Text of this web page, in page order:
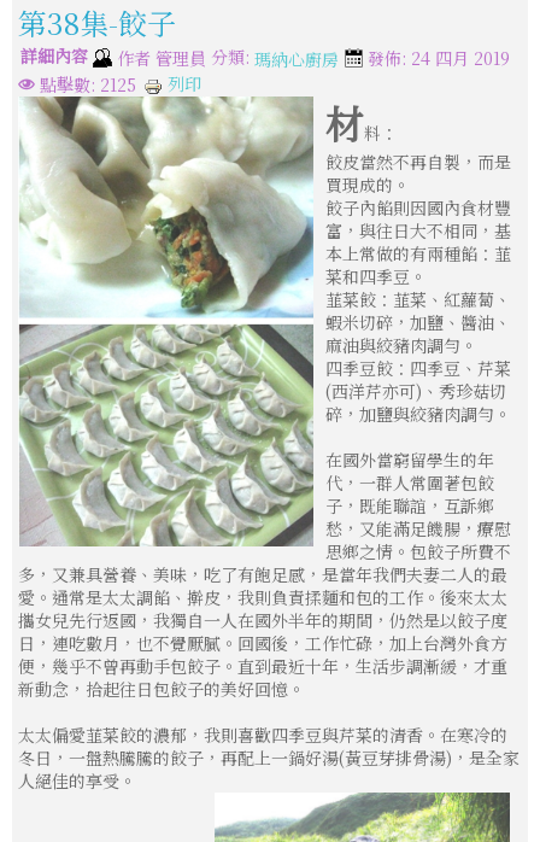
第38集-餃子
詳細內容 作者 管理員 分類: 瑪納心廚房
發佈: 24 四月 2019
點擊數: 2125
列印
材料：
餃皮當然不再自製，而是
買現成的。
餃子內餡則因國內食材豐
富，與往日大不相同，基
本上常做的有兩種餡：韮
菜和四季豆。
韮菜餃：韮菜、紅蘿蔔、
蝦米切碎，加鹽、醬油、
麻油與絞豬肉調勻。
四季豆餃：四季豆、芹菜
(西洋芹亦可)、秀珍菇切
碎，加鹽與絞豬肉調勻。
在國外當窮留學生的年
代，一群人常圍著包餃
子，既能聯誼，互訴鄉
愁，又能滿足饑腸，療慰
思鄉之情。包餃子所費不
多，又兼具營養、美味，吃了有飽足感，是當年我們夫妻二人的最
愛。通常是太太調餡、擀皮，我則負責揉麵和包的工作。後來太太
攜女兒先行返國，我獨自一人在國外半年的期間，仍然是以餃子度
日，連吃數月，也不覺厭膩。回國後，工作忙碌，加上台灣外食方
便，幾乎不曾再動手包餃子。直到最近十年，生活步調漸緩，才重
新動念，拾起往日包餃子的美好回憶。
太太偏愛韮菜餃的濃郁，我則喜歡四季豆與芹菜的清香。在寒冷的
冬日，一盤熱騰騰的餃子，再配上一鍋好湯(黃豆芽排骨湯)，是全家
人絕佳的享受。